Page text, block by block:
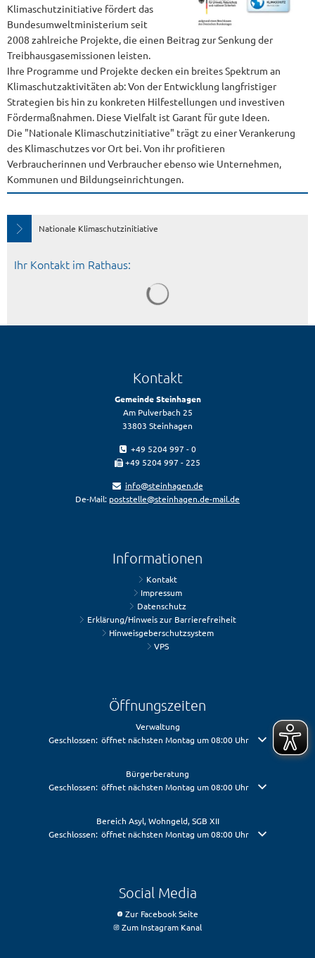
Klimaschutzinitiative fördert das
Bundesumweltministerium seit
2008 zahlreiche Projekte, die einen Beitrag zur Senkung der
Treibhausgasemissionen leisten.
Ihre Programme und Projekte decken ein breites Spektrum an
Klimaschutzaktivitäten ab: Von der Entwicklung langfristiger
Strategien bis hin zu konkreten Hilfestellungen und investiven
Fördermaßnahmen. Diese Vielfalt ist Garant für gute Ideen.
Die "Nationale Klimaschutzinitiative" trägt zu einer Verankerung
des Klimaschutzes vor Ort bei. Von ihr profitieren
Verbraucherinnen und Verbraucher ebenso wie Unternehmen,
Kommunen und Bildungseinrichtungen.
Nationale Klimaschutzinitiative
Ihr Kontakt im Rathaus:
Kontakt
Gemeinde Steinhagen
Am Pulverbach 25
33803 Steinhagen
+49 5204 997 - 0
+49 5204 997 - 225
info@steinhagen.de
De-Mail: poststelle@steinhagen.de-mail.de
Informationen
Kontakt
Impressum
Datenschutz
Erklärung/Hinweis zur Barrierefreiheit
Hinweisgeberschutzsystem
VPS
Öffnungszeiten
Verwaltung
Klicken, um weitere Öffnungs- oder Schließzeiten auszublenden
Geschlossen: öffnet nächsten Montag um 08:00 Uhr
Bürgerberatung
Klicken, um weitere Öffnungs- oder Schließzeiten auszublenden
Geschlossen: öffnet nächsten Montag um 08:00 Uhr
Bereich Asyl, Wohngeld, SGB XII
Klicken, um weitere Öffnungs- oder Schließzeiten auszublenden
Geschlossen: öffnet nächsten Montag um 08:00 Uhr
Social Media
Zur Facebook Seite
Zum Instagram Kanal